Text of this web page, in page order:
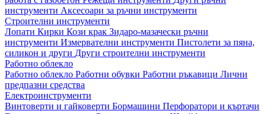
инструменти Аксесоари за ръчни инструменти
Строителни инструменти
Лопати Кирки Кози крак Зидаро-мазачески ръчни
инструменти Измервателни инструменти Пистолети за пяна,
силикон и други Други строителни инструменти
Работно облекло
Работно облекло Работни обувки Работни ръкавици Лични
предпазни средства
Електроинструменти
Винтоверти и гайковерти Бормашини Перфоратори и къртачи